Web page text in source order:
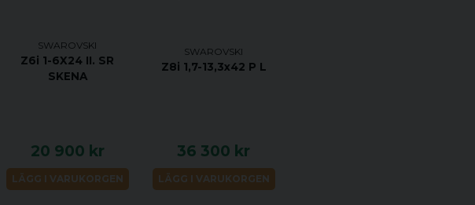
SWAROVSKI
Z6i 1-6X24 II. SR
SKENA
20 900 kr
LÄGG I VARUKORGEN
SWAROVSKI
Z8i 1,7-13,3x42 P L
36 300 kr
LÄGG I VARUKORGEN